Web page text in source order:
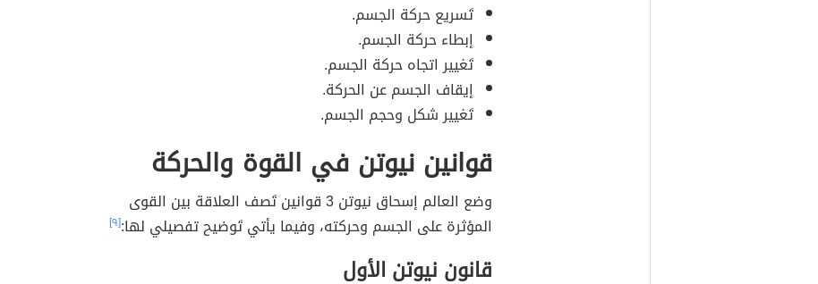
تَسريع حركة الجسم.
إبطاء حركة الجسم.
تَغيير اتجاه حركة الجسم.
إيقاف الجسم عن الحركة.
تَغيير شكل وحجم الجسم.
قوانين نيوتن في القوة والحركة
وضع العالم إسحاق نيوتن 3 قوانين تَصف العلاقة بين القوى
المؤثرة على الجسم وحركته، وفيما يأتي تَوضيح تفصيلي لها:[٩]
قانون نيوتن الأول